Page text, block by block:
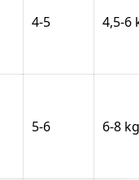
4-5 4,5-6
5-6 6-8 kg